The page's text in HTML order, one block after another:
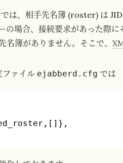
では、相手先名簿 (roster) は
の場合、接続要求があった際
名簿がありません。そこで、
ァイル ejabberd.cfg では